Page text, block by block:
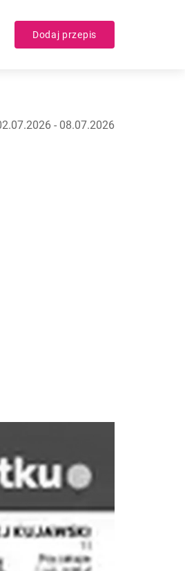
Dodaj przepis
- 08.07.2026